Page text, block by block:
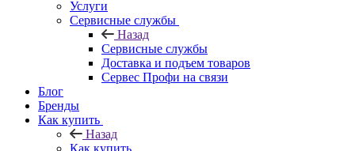
Услуги
Сервисные службы
Назад
Сервисные службы
Доставка и подъем товаров
Сервес Профи на связи
Блог
Бренды
Как купить
Назад
Как купить